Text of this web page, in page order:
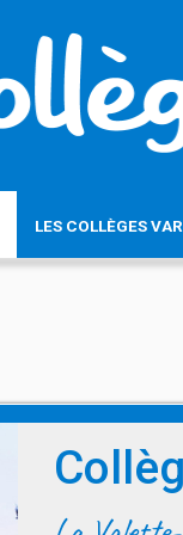
LES COLLÈGES